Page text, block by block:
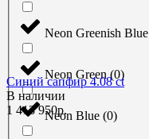
Neon Greenish Blue
Neon Green(0)
Neon Blue (0)
Синий сапфир 4.08 ct
В наличии
1 413 950р.